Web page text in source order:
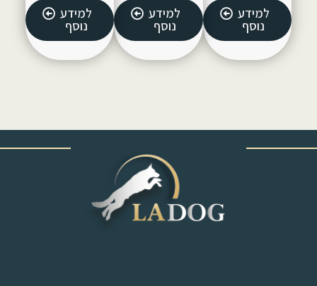
למידע
נוסף
למידע
נוסף
למידע
נוסף